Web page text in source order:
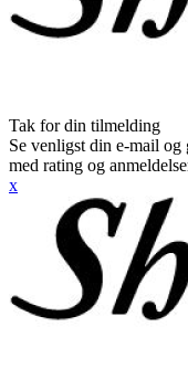
Tak for din tilmelding
Se venligst din e-mail
med rating og
x